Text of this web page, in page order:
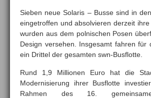
Sieben neue Solaris – Busse sind in
eingetroffen und absolvieren derzeit
wurden aus dem polnischen Posen
Design versehen. Insgesamt fahren
ein Drittel der gesamten swn-Busflotte.
Rund 1,9 Millionen Euro hat die
Modernisierung ihrer Busflotte
Rahmen des 16.